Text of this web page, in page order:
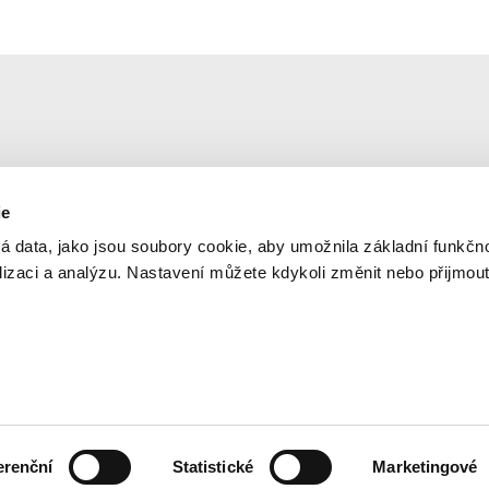
data, jako jsou soubory cookie, aby umožnila základní
a analýzu. Nastavení můžete kdykoli změnit nebo
Statistické Marketingové
Newsletter
Aktuální informace na váš e-mail
©